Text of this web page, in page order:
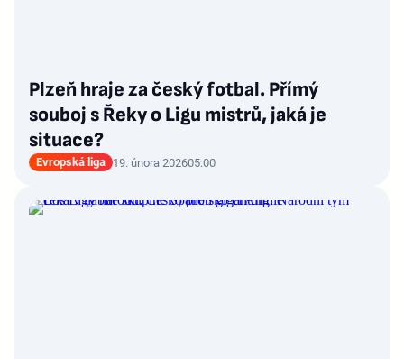
Plzeň hraje za český fotbal. Přímý
souboj s Řeky o Ligu mistrů, jaká je
situace?
Evropská liga 19. února 202605:00